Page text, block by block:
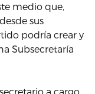
medio que,
sus
podría crear y
Subsecretaría
a cargo